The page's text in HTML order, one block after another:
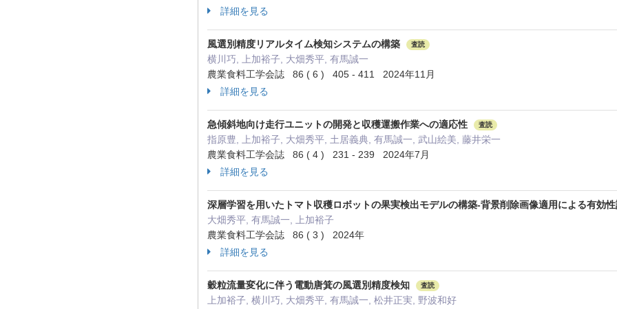
詳細を見る
風選別精度リアルタイム検知システムの構築 査読
横川巧, 上加裕子, 大畑秀平, 有馬誠一
農業食料工学会誌 86 ( 6 ) 405 - 411 2024年11月
詳細を見る
急傾斜地向け走行ユニットの開発と収穫運搬作業への適応性 査読
指原豊, 上加裕子, 大畑秀平, 土居義典, 有馬誠一, 武山絵美, 藤井栄一
農業食料工学会誌 86 ( 4 ) 231 - 239 2024年7月
詳細を見る
深層学習を用いたトマト収穫ロボットの果実検出モデルの構築-背景削除画像適用による有効
大畑秀平, 有馬誠一, 上加裕子
農業食料工学会誌 86 ( 3 ) 2024年
詳細を見る
穀粒流量変化に伴う電動唐箕の風選別精度検知 査読
上加裕子, 横川巧, 大畑秀平, 有馬誠一, 松井正実, 野波和好